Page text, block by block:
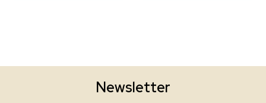
Newsletter